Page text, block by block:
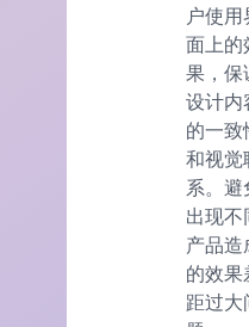
户使用
面上的
果，保
设计内
的一致
和视觉
系。避
出现不
产品造
的效果
距过大